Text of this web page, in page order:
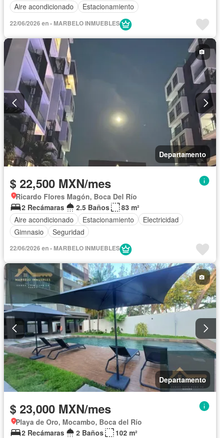
Aire acondicionado
Estacionamiento
22/06/2026 en - MARBELO INMUEBLES
Departamento
$ 22,500 MXN/mes
Ricardo Flores Magón, Boca Del Río
2 Recámaras
2.5 Baños
83 m²
Aire acondicionado
Estacionamiento
Electricidad
Gimnasio
Seguridad
22/06/2026 en - MARBELO INMUEBLES
Departamento
$ 23,000 MXN/mes
Playa de Oro, Mocambo, Boca del Río
2 Recámaras
2 Baños
102 m²